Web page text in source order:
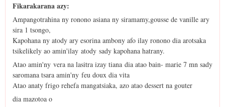
Fikarakarana azy:
Ampangotrahina ny ronono asiana ny siramamy,gousse de vanille ary
sira 1 tsongo,
Kapohana ny atody ary esorina ambony afo ilay ronono dia arotsaka
tsikelikely ao amin'ilay atody sady kapohana hatrany.
Atao amin'ny vera na lasitra izay tiana dia atao bain- marie 7 mn sady
saromana tsara amin'ny feu doux dia vita
Atao anaty frigo rehefa mangatsiaka, azo atao dessert na gouter
dia mazotoa o